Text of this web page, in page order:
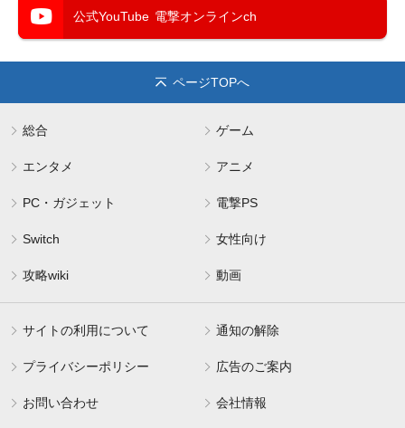
公式YouTube 電撃オンラインch
ページTOPへ
総合 ゲーム
エンタメ アニメ
PC・ガジェット 電撃PS
Switch 女性向け
攻略wiki 動画
サイトの利用について 通知の解除
プライバシーポリシー 広告のご案内
お問い合わせ 会社情報